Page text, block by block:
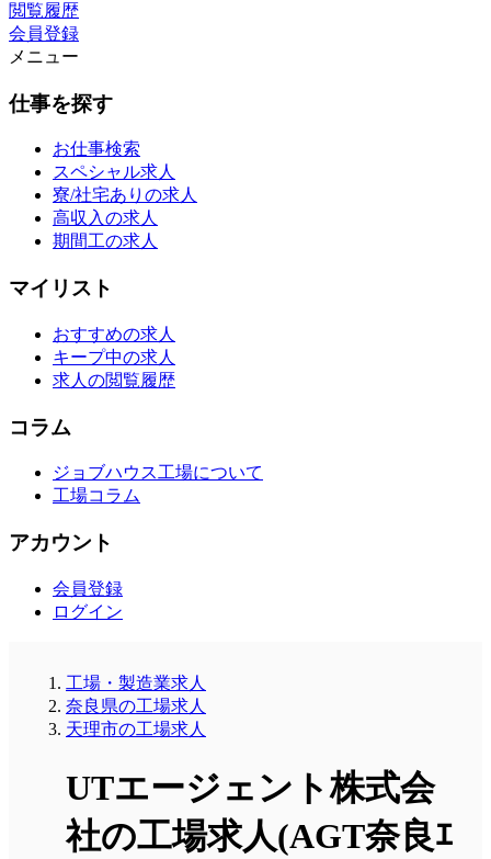
閲覧履歴
会員登録
メニュー
仕事を探す
お仕事検索
スペシャル求人
寮/社宅ありの求人
高収入の求人
期間工の求人
マイリスト
おすすめの求人
キープ中の求人
求人の閲覧履歴
コラム
ジョブハウス工場について
工場コラム
アカウント
会員登録
ログイン
工場・製造業求人
奈良県の工場求人
天理市の工場求人
UTエージェント株式会
社の工場求人(AGT奈良ｴ